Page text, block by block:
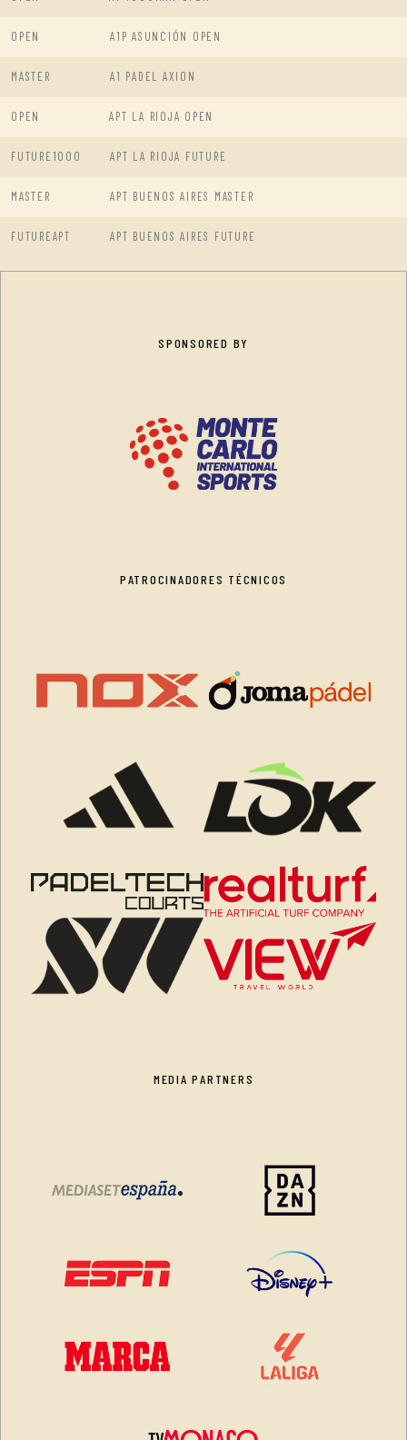
OPEN A1P ASUNCIÓN OPEN
MASTER A1 PADEL AXION
OPEN APT LA RIOJA OPEN
FUTURE1000 APT LA RIOJA FUTURE
MASTER APT BUENOS AIRES MASTER
FUTUREAPT APT BUENOS AIRES FUTURE
SPONSORED BY
PATROCINADORES TÉCNICOS
MEDIA PARTNERS